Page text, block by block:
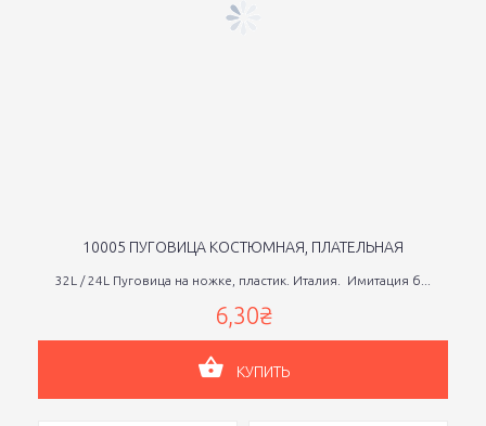
10005 ПУГОВИЦА КОСТЮМНАЯ, ПЛАТЕЛЬНАЯ
32L / 24L Пуговица на ножке, пластик. Италия. Имитация б...
6,30₴
КУПИТЬ